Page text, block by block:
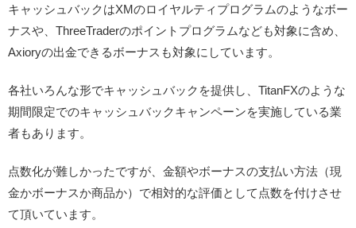
キャッシュバックはXMのロイヤルティプログラムのようなボー
ナスや、ThreeTraderのポイントプログラムなども対象に含め、
Axioryの出金できるボーナスも対象にしています。
各社いろんな形でキャッシュバックを提供し、TitanFXのような
期間限定でのキャッシュバックキャンペーンを実施している業
者もあります。
点数化が難しかったですが、金額やボーナスの支払い方法（現
金かボーナスか商品か）で相対的な評価として点数を付けさせ
て頂いています。